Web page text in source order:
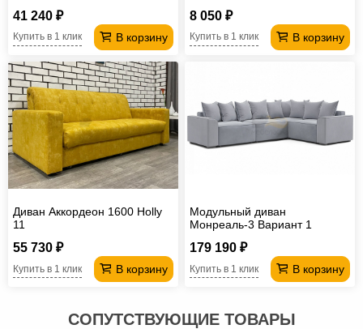
41 240 ₽
В корзину
Купить в 1 клик
8 050 ₽
В корзину
Купить в 1 клик
Диван Аккордеон 1600 Holly
11
55 730 ₽
В корзину
Купить в 1 клик
Модульный диван
Монреаль-3 Вариант 1
179 190 ₽
В корзину
Купить в 1 клик
СОПУТСТВУЮЩИЕ ТОВАРЫ